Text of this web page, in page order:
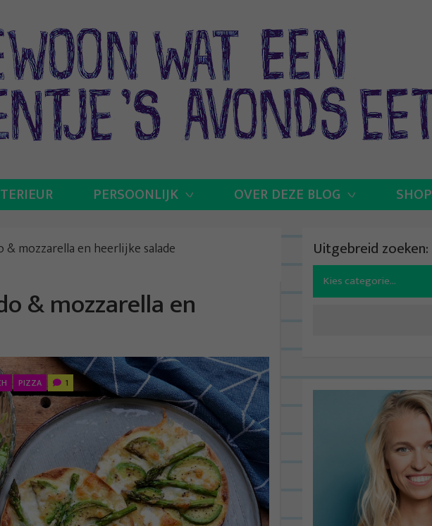
PERSOONLIJK OVER DEZE BLOG SHOP
& mozzarella en heerlijke salade
& mozzarella en
PIZZA 1
Uitgebreid zoeken:
Search
for: